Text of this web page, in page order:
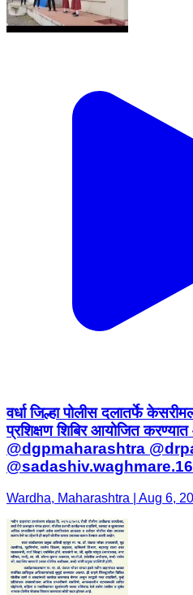
वर्धा जिल्हा पोलीस दलातर्फे
प्रशिक्षण शिबिर आयोजित
@dgpmaharashtra